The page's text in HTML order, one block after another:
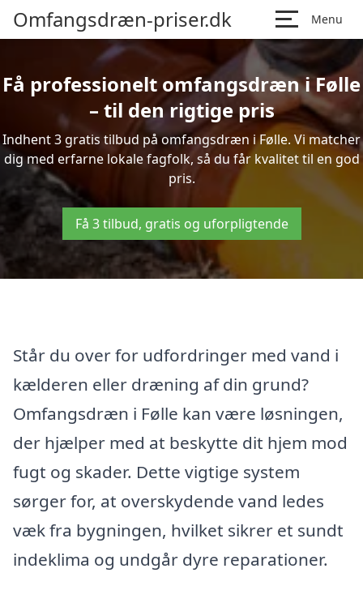
Omfangsdræn-priser.dk Menu
Få professionelt omfangsdræn i Følle
– til den rigtige pris
Indhent 3 gratis tilbud på omfangsdræn i Følle. Vi matcher
dig med erfarne lokale fagfolk, så du får kvalitet til en god
pris.
Få 3 tilbud, gratis og uforpligtende
Står du over for udfordringer med vand i
kælderen eller dræning af din grund?
Omfangsdræn i Følle kan være løsningen,
der hjælper med at beskytte dit hjem mod
fugt og skader. Dette vigtige system
sørger for, at overskydende vand ledes
væk fra bygningen, hvilket sikrer et sundt
indeklima og undgår dyre reparationer.